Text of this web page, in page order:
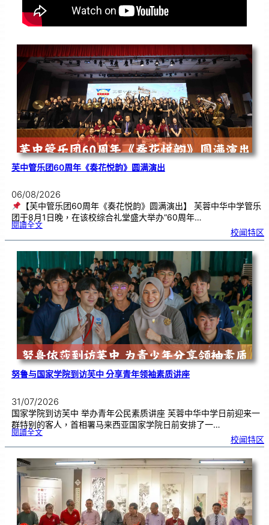
芙中管乐团60周年《奏花悦韵》圆满演出
06/08/2026
【芙中管乐团60周年《奏花悦韵》圆满演出】 芙蓉中华中学管乐
团于8月1日晚，在该校综合礼堂盛大举办“60周年…
閱讀全文:芙
乐
6
0
《
奏
花
悦
韵
》
圆
满
演
出
校闻特区
努鲁与国家学院到访芙中 分享青年领袖素质讲座
31/07/2026
国家学院到访芙中 举办青年公民素质讲座 芙蓉中华中学日前迎来一
群特别的客人，首相署马来西亚国家学院日前安排了一…
閱讀全文:努
国
学
院
到
访
中
分
享
青
年
领
袖
素
质
讲
座
校闻特区